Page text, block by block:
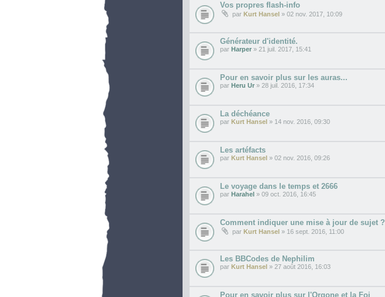
Vos propres flash-info
par Kurt Hansel » 02 nov. 2017, 10:09
Générateur d'identité.
par Harper » 21 juil. 2017, 15:41
Pour en savoir plus sur les auras...
par Heru Ur » 28 juil. 2016, 17:34
La déchéance
par Kurt Hansel » 14 nov. 2016, 09:30
Les artéfacts
par Kurt Hansel » 02 nov. 2016, 09:26
Le voyage dans le temps et 2666
par Harahel » 09 oct. 2016, 16:45
Comment indiquer une mise à jour de sujet ?
par Kurt Hansel » 16 sept. 2016, 11:00
Les BBCodes de Nephilim
par Kurt Hansel » 27 août 2016, 16:03
Pour en savoir plus sur l'Orgone et la Foi